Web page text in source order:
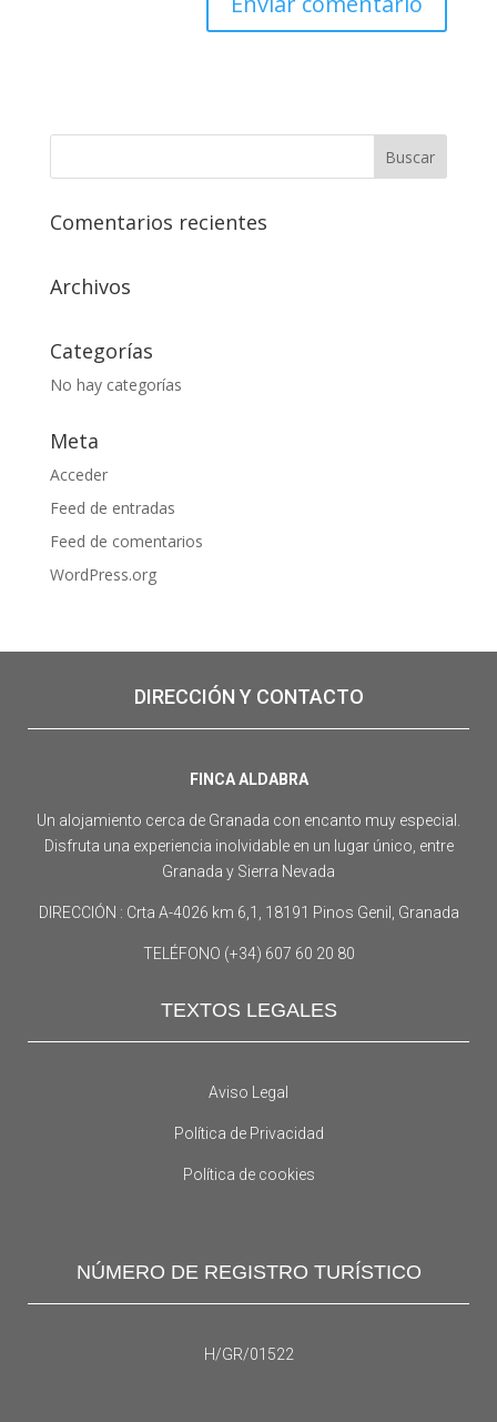
Comentarios recientes
Archivos
Categorías
No hay categorías
Meta
Acceder
Feed de entradas
Feed de comentarios
WordPress.org
DIRECCIÓN Y CONTACTO
FINCA ALDABRA
Un alojamiento cerca de Granada con encanto muy especial.
Disfruta una experiencia inolvidable en un lugar único, entre
Granada y Sierra Nevada
DIRECCIÓN : Crta A-4026 km 6,1, 18191 Pinos Genil, Granada
TELÉFONO (+34) 607 60 20 80
TEXTOS LEGALES
Aviso Legal
Política de Privacidad
Política de cookies
NÚMERO DE REGISTRO TURÍSTICO
H/GR/01522